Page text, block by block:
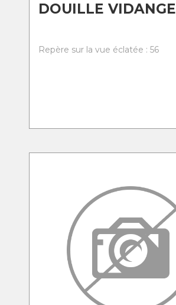
DOUILLE VIDANGE
Repère sur la vue éclatée : 56